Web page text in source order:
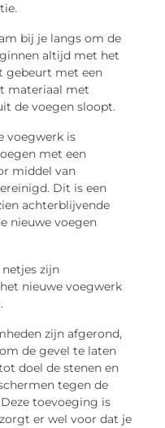
bij je langs om de
altijd met het
gebeurt met een
materiaal met
de voegen sloopt.
voegwerk is
met een
middel van
Dit is een
achterblijvende
nieuwe voegen
zijn
nieuwe voegwerk
zijn afgerond,
de gevel te laten
doel de stenen en
tegen de
toevoeging is
er wel voor dat je